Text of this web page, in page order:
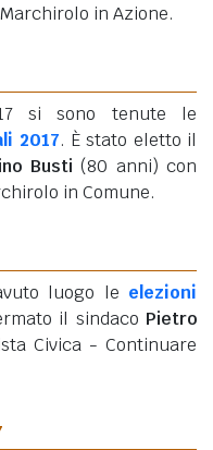
in Azione.
si sono tenute le
2017. È stato eletto il
Busti (80 anni) con
in Comune.
luogo le elezioni
il sindaco Pietro
Civica - Continuare